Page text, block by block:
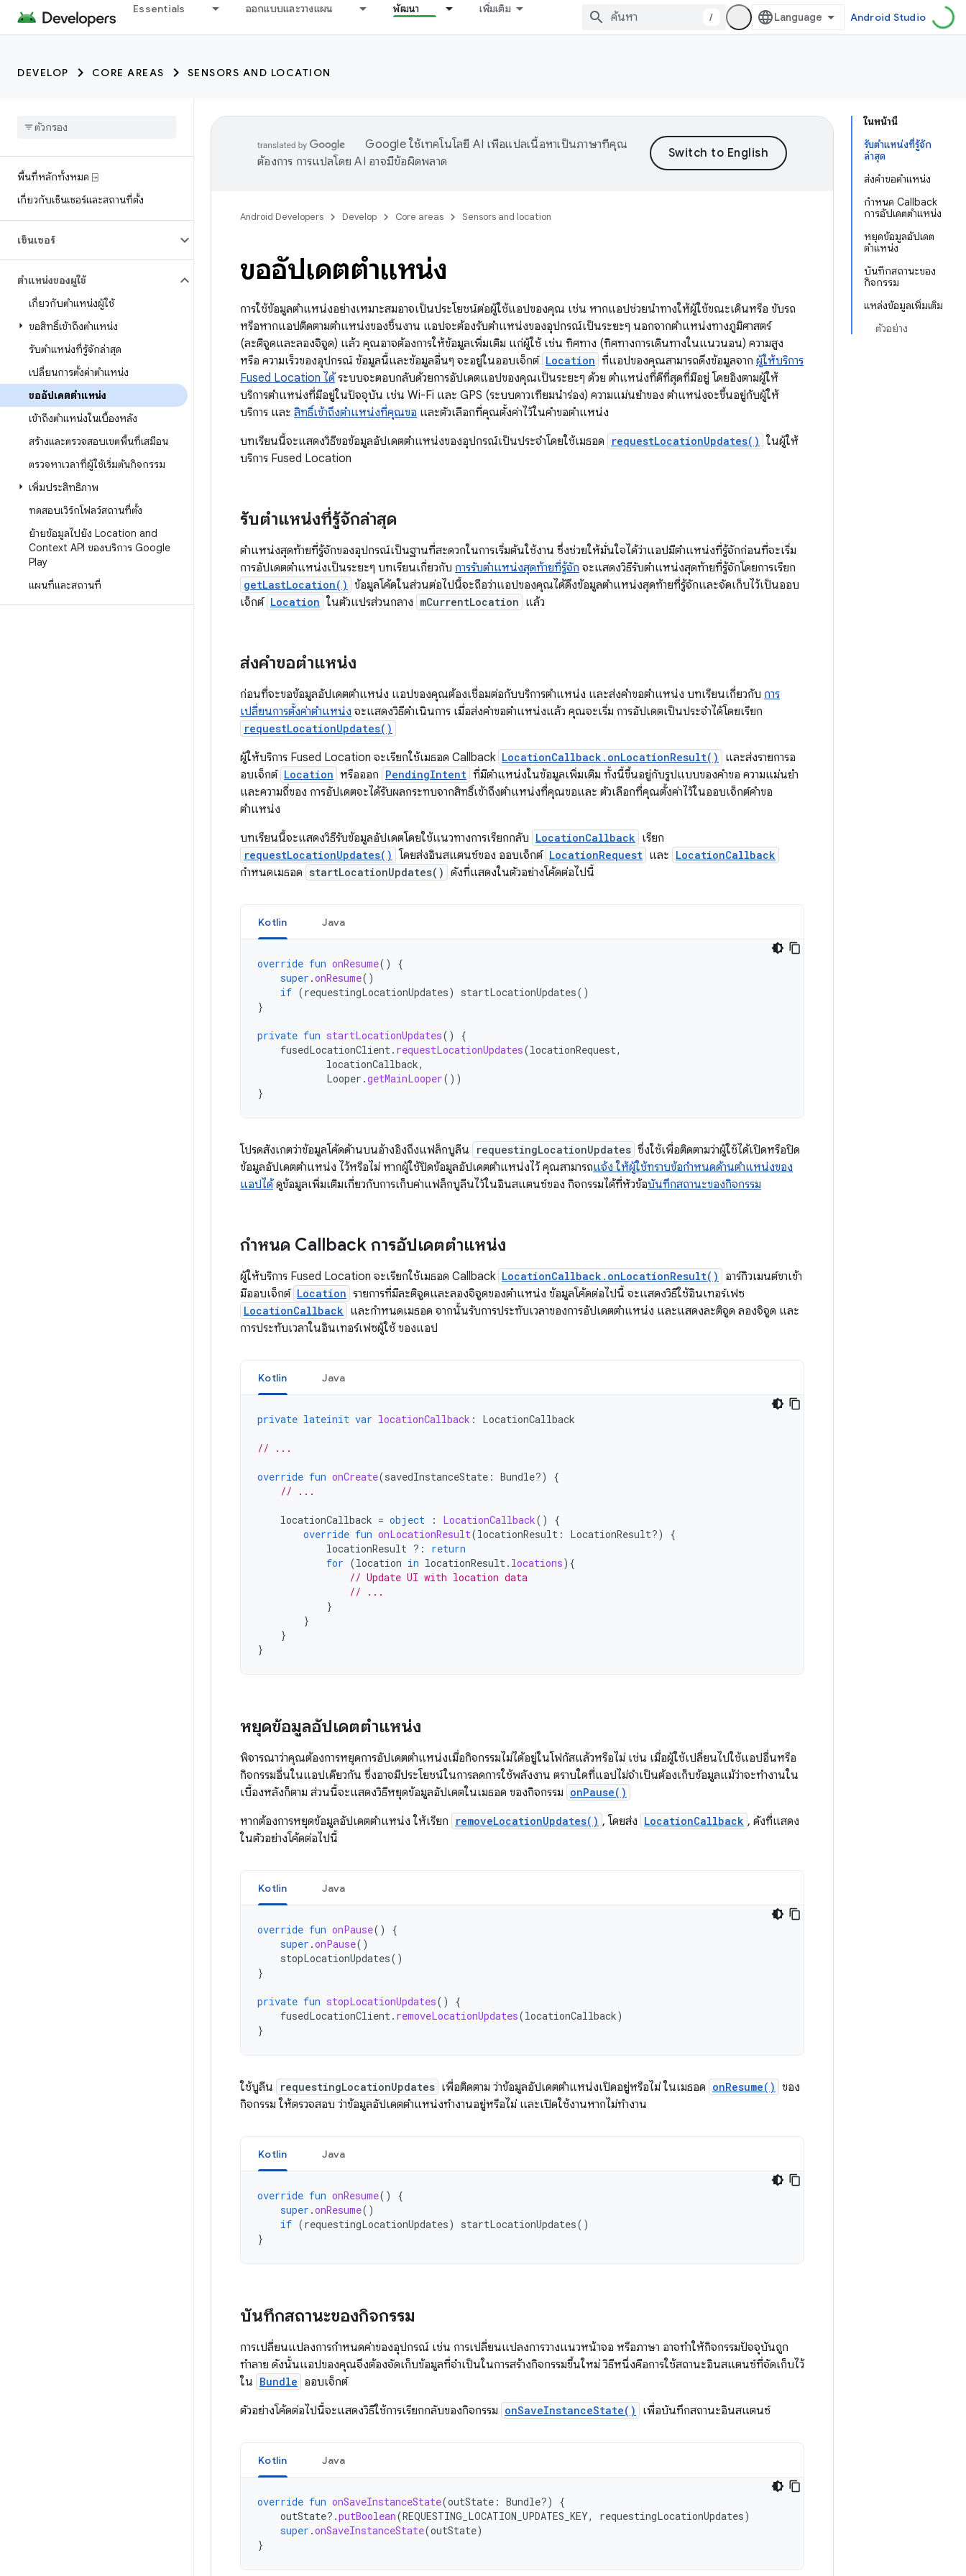
Essentials ออกแบบและวางแผน พัฒนา เพิ่มเติม
/ Android Studio
DEVELOP CORE AREAS SENSORS AND LOCATION
พื้นที่หลักทั้งหมด ⍈
เกี่ยวกับเซ็นเซอร์และสถานที่ตั้ง
เซ็นเซอร์
ตำแหน่งของผู้ใช้
เกี่ยวกับตําแหน่งผู้ใช้
ขอสิทธิ์เข้าถึงตำแหน่ง
รับตำแหน่งที่รู้จักล่าสุด
เปลี่ยนการตั้งค่าตำแหน่ง
ขออัปเดตตำแหน่ง
เข้าถึงตำแหน่งในเบื้องหลัง
สร้างและตรวจสอบเขตพื้นที่เสมือน
ตรวจหาเวลาที่ผู้ใช้เริ่มต้นกิจกรรม
เพิ่มประสิทธิภาพ
ทดสอบเวิร์กโฟลว์สถานที่ตั้ง
ย้ายข้อมูลไปยัง Location and
Context API ของบริการ Google
Play
แผนที่และสถานที่
ในหน้านี้
รับตำแหน่งที่รู้จัก
ล่าสุด
ส่งคำขอตำแหน่ง
กำหนด Callback
การอัปเดตตำแหน่ง
หยุดข้อมูลอัปเดต
ตำแหน่ง
บันทึกสถานะของ
กิจกรรม
แหล่งข้อมูลเพิ่มเติม
ตัวอย่าง
Google ใช้เทคโนโลยี AI เพื่อแปลเนื้อหาเป็นภาษาที่คุณ
ต้องการ การแปลโดย AI อาจมีข้อผิดพลาด
Android Developers Develop Core areas Sensors and location
ขออัปเดตตำแหน่ง
การใช้ข้อมูลตำแหน่งอย่างเหมาะสมอาจเป็นประโยชน์ต่อผู้ใช้แอปของคุณ เช่น หากแอปช่วยนำทางให้ผู้ใช้ขณะเดินหรือ ขับรถ
หรือหากแอปติดตามตำแหน่งของชิ้นงาน แอปจะต้องรับตำแหน่งของอุปกรณ์เป็นระยะๆ นอกจากตำแหน่งทางภูมิศาสตร์
(ละติจูดและลองจิจูด) แล้ว คุณอาจต้องการให้ข้อมูลเพิ่มเติม แก่ผู้ใช้ เช่น ทิศทาง (ทิศทางการเดินทางในแนวนอน) ความสูง
หรือ ความเร็วของอุปกรณ์ ข้อมูลนี้และข้อมูลอื่นๆ จะอยู่ในออบเจ็กต์ Location ที่แอปของคุณสามารถดึงข้อมูลจาก ผู้ให้บริการ
Fused Location ได้ระบบจะตอบกลับด้วยการอัปเดตแอปของคุณเป็นระยะๆ ด้วย ตำแหน่งที่ดีที่สุดที่มีอยู่ โดยอิงตามผู้ให้
บริการตำแหน่งที่มีอยู่ในปัจจุบัน เช่น Wi-Fi และ GPS (ระบบดาวเทียมนำร่อง) ความแม่นยำของ ตำแหน่งจะขึ้นอยู่กับผู้ให้
บริการ และ สิทธิ์เข้าถึงตำแหน่งที่คุณขอ และตัวเลือกที่คุณตั้งค่าไว้ในคำขอตำแหน่ง
บทเรียนนี้จะแสดงวิธีขอข้อมูลอัปเดตตำแหน่งของอุปกรณ์เป็นประจำโดยใช้เมธอด
requestLocationUpdates() ในผู้ให้
บริการ Fused Location
รับตำแหน่งที่รู้จักล่าสุด
ตำแหน่งสุดท้ายที่รู้จักของอุปกรณ์เป็นฐานที่สะดวกในการเริ่มต้นใช้งาน ซึ่งช่วยให้มั่นใจได้ว่าแอปมีตำแหน่งที่รู้จักก่อนที่จะเริ่ม
การอัปเดตตำแหน่งเป็นระยะๆ บทเรียนเกี่ยวกับ การรับตำแหน่งสุดท้ายที่รู้จัก จะแสดงวิธีรับตำแหน่งสุดท้ายที่รู้จักโดยการเรียก
getLastLocation() ข้อมูลโค้ดในส่วนต่อไปนี้จะถือว่าแอปของคุณได้ดึงข้อมูลตำแหน่งสุดท้ายที่รู้จักและจัดเก็บไว้เป็นออบ
เจ็กต์ Location ในตัวแปรส่วนกลาง mCurrentLocation แล้ว
ส่งคำขอตำแหน่ง
ก่อนที่จะขอข้อมูลอัปเดตตำแหน่ง แอปของคุณต้องเชื่อมต่อกับบริการตำแหน่ง และส่งคำขอตำแหน่ง บทเรียนเกี่ยวกับ การ
เปลี่ยนการตั้งค่าตำแหน่ง จะแสดงวิธีดำเนินการ เมื่อส่งคำขอตำแหน่งแล้ว คุณจะเริ่ม การอัปเดตเป็นประจำได้โดยเรียก
requestLocationUpdates()
ผู้ให้บริการ Fused Location จะเรียกใช้เมธอด Callback LocationCallback.onLocationResult()
และส่งรายการอ
อบเจ็กต์ Location หรือออก PendingIntent ที่มีตำแหน่งในข้อมูลเพิ่มเติม ทั้งนี้ขึ้นอยู่กับรูปแบบของคำขอ ความแม่นยำ
และความถี่ของ การอัปเดตจะได้รับผลกระทบจากสิทธิ์เข้าถึงตำแหน่งที่คุณขอและ ตัวเลือกที่คุณตั้งค่าไว้ในออบเจ็กต์คำขอ
ตำแหน่ง
บทเรียนนี้จะแสดงวิธีรับข้อมูลอัปเดตโดยใช้แนวทางการเรียกกลับ LocationCallback เรียก
requestLocationUpdates() โดยส่งอินสแตนซ์ของ ออบเจ็กต์ LocationRequest และ LocationCallback
กำหนดเมธอด startLocationUpdates() ดังที่แสดงในตัวอย่างโค้ดต่อไปนี้
Kotlin Java
override fun onResume()
{
super .onResume()
if (requestingLocationUpdates) startLocationUpdates()
}
private fun startLocationUpdates()
{
fusedLocationClient. requestLocationUpdates(locationRequest,
locationCallback,
Looper .getMainLooper())
}
โปรดสังเกตว่าข้อมูลโค้ดด้านบนอ้างอิงถึงแฟล็กบูลีน requestingLocationUpdates ซึ่งใช้เพื่อติดตามว่าผู้ใช้ได้เปิดหรือปิด
ข้อมูลอัปเดตตำแหน่ง ไว้หรือไม่ หากผู้ใช้ปิดข้อมูลอัปเดตตำแหน่งไว้ คุณสามารถแจ้ง ให้ผู้ใช้ทราบข้อกำหนดด้านตำแหน่งของ
แอปได้ดูข้อมูลเพิ่มเติมเกี่ยวกับการเก็บค่าแฟล็กบูลีนไว้ในอินสแตนซ์ของ กิจกรรมได้ที่หัวข้อบันทึกสถานะของกิจกรรม
กำหนด Callback การอัปเดตตำแหน่ง
ผู้ให้บริการ Fused Location จะเรียกใช้เมธอด Callback LocationCallback.onLocationResult()
อาร์กิวเมนต์ขาเข้า
มีออบเจ็กต์ Location รายการที่มีละติจูดและลองจิจูดของตำแหน่ง ข้อมูลโค้ดต่อไปนี้ จะแสดงวิธีใช้อินเทอร์เฟซ
LocationCallback และกำหนดเมธอด จากนั้นรับการประทับเวลาของการอัปเดตตำแหน่ง และแสดงละติจูด ลองจิจูด และ
การประทับเวลาในอินเทอร์เฟซผู้ใช้ ของแอป
Kotlin Java
private lateinit var locationCallback : LocationCallback
// ...
override fun onCreate(savedInstanceState : Bundle?)
{
// ...
locationCallback = object : LocationCallback()
{
override fun onLocationResult(locationResult : LocationResult?)
{
locationResult ?:
return
for (location in locationResult. locations){
// Update UI with location data
// ...
}
}
}
}
หยุดข้อมูลอัปเดตตำแหน่ง
พิจารณาว่าคุณต้องการหยุดการอัปเดตตำแหน่งเมื่อกิจกรรมไม่ได้อยู่ในโฟกัสแล้วหรือไม่ เช่น เมื่อผู้ใช้เปลี่ยนไปใช้แอปอื่นหรือ
กิจกรรมอื่นในแอปเดียวกัน ซึ่งอาจมีประโยชน์ในการลดการใช้พลังงาน ตราบใดที่แอปไม่จำเป็นต้องเก็บข้อมูลแม้ว่าจะทำงานใน
เบื้องหลังก็ตาม ส่วนนี้จะแสดงวิธีหยุดข้อมูลอัปเดตในเมธอด ของกิจกรรม onPause()
หากต้องการหยุดข้อมูลอัปเดตตำแหน่ง ให้เรียก removeLocationUpdates() , โดยส่ง LocationCallback , ดังที่แสดง
ในตัวอย่างโค้ดต่อไปนี้
Kotlin Java
override fun onPause()
{
super .onPause()
stopLocationUpdates()
}
private fun stopLocationUpdates()
{
fusedLocationClient. removeLocationUpdates(locationCallback)
}
ใช้บูลีน requestingLocationUpdates เพื่อติดตาม ว่าข้อมูลอัปเดตตำแหน่งเปิดอยู่หรือไม่ ในเมธอด onResume() ของ
กิจกรรม ให้ตรวจสอบ ว่าข้อมูลอัปเดตตำแหน่งทำงานอยู่หรือไม่ และเปิดใช้งานหากไม่ทำงาน
Kotlin Java
override fun onResume()
{
super .onResume()
if (requestingLocationUpdates) startLocationUpdates()
}
บันทึกสถานะของกิจกรรม
การเปลี่ยนแปลงการกำหนดค่าของอุปกรณ์ เช่น การเปลี่ยนแปลงการวางแนวหน้าจอ หรือภาษา อาจทำให้กิจกรรมปัจจุบันถูก
ทำลาย ดังนั้นแอปของคุณจึงต้องจัดเก็บข้อมูลที่จำเป็นในการสร้างกิจกรรมขึ้นใหม่ วิธีหนึ่งคือการใช้สถานะอินสแตนซ์ที่จัดเก็บไว้
ใน Bundle ออบเจ็กต์
ตัวอย่างโค้ดต่อไปนี้จะแสดงวิธีใช้การเรียกกลับของกิจกรรม onSaveInstanceState() เพื่อบันทึกสถานะอินสแตนซ์
Kotlin Java
override fun onSaveInstanceState(outState : Bundle?)
{
outState?.putBoolean(REQUESTING_LOCATION_UPDATES_KEY, requestingLocationUpdates)
super .onSaveInstanceState(outState)
}